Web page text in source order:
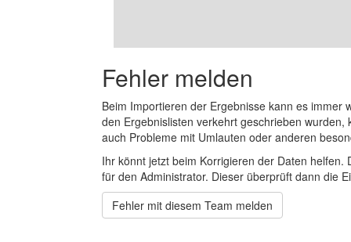
Fehler melden
Beim Importieren der Ergebnisse kann es
den Ergebnislisten verkehrt geschrieben
auch Probleme mit Umlauten oder anderen
Ihr könnt jetzt beim Korrigieren der Daten
für den Administrator. Dieser überprüft dann die
Fehler mit diesem Team melden